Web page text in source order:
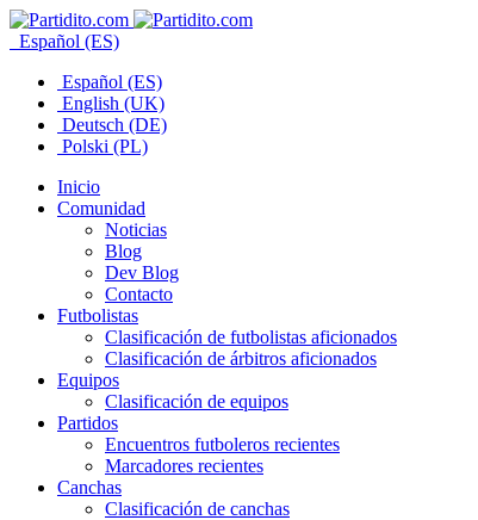
Español (ES)
Español (ES)
English (UK)
Deutsch (DE)
Polski (PL)
Inicio
Comunidad
Noticias
Blog
Dev Blog
Contacto
Futbolistas
Clasificación de futbolistas aficionados
Clasificación de árbitros aficionados
Equipos
Clasificación de equipos
Partidos
Encuentros futboleros recientes
Marcadores recientes
Canchas
Clasificación de canchas